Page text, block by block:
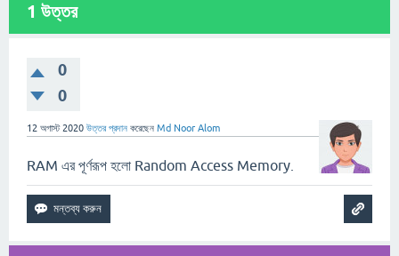
1 উত্তর
0
0
12 অগাস্ট 2020 উত্তর প্রদান করেছেন Md Noor Alom
RAM এর পূর্ণরূপ হলো Random Access Memory.